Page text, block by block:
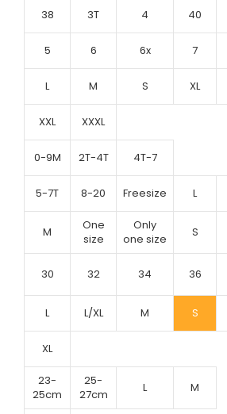
38 3T 4 40
5 6 6x 7
L M S XL
XXL XXXL
0-9M 2T-4T 4T-7
5-7T 8-20 Freesize L
M
One
size
Only
one size
S
30 32 34 36
L L/XL M S
XL
23-
25cm
25-
27cm
L M